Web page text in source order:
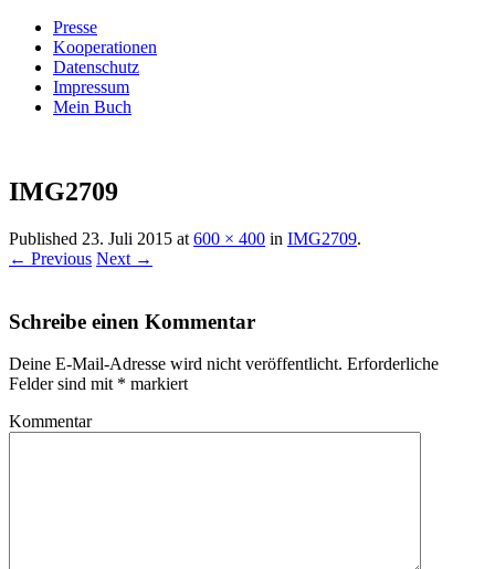
Presse
Kooperationen
Datenschutz
Impressum
Mein Buch
Villa König
IMG2709
Published 23. Juli 2015 at 600 × 400 in IMG2709.
← Previous Next →
Schreibe einen Kommentar
Deine E-Mail-Adresse wird nicht veröffentlicht. Erforderliche
Felder sind mit * markiert
Kommentar